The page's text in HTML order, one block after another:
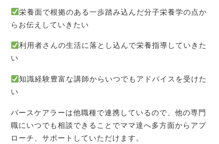
栄養面で根拠のある一歩踏み込んだ分子栄養学の点か
らお伝えしていきたい
利用者さんの生活に落とし込んで栄養指導していきた
い
知識経験豊富な講師からいつでもアドバイスを受けた
い
バースケアラーは他職種で連携しているので、他の専門
職にいつでも相談できることでママ達へ多方面からアプ
ローチ、サポートしていただけます。